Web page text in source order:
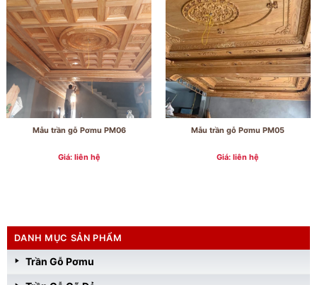
DANH MỤC SẢN PHẨM
Trần Gỗ Pơmu
Mẫu trần gỗ Pơmu PM06
Giá: liên hệ
Mẫu trần gỗ Pơmu PM05
Giá: liên hệ